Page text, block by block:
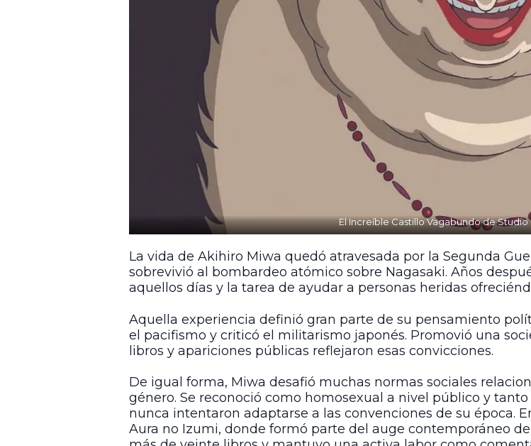
El Increíble Castillo Vagabundo de Studio
La vida de Akihiro Miwa quedó atravesada por la Segunda
sobrevivió al bombardeo atómico sobre Nagasaki. Años
aquellos días y la tarea de ayudar a personas heridas
Aquella experiencia definió gran parte de su pensamiento
el pacifismo y criticó el militarismo japonés. Promovió una
libros y apariciones públicas reflejaron esas convicciones.
De igual forma, Miwa desafió muchas normas sociales
género. Se reconoció como homosexual a nivel público y
nunca intentaron adaptarse a las convenciones de su época.
Aura no Izumi, donde formó parte del auge contemporáneo